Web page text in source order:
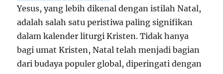
Yesus, yang lebih dikenal dengan istilah Natal,
adalah salah satu peristiwa paling signifikan
dalam kalender liturgi Kristen. Tidak hanya
bagi umat Kristen, Natal telah menjadi bagian
dari budaya populer global, diperingati dengan